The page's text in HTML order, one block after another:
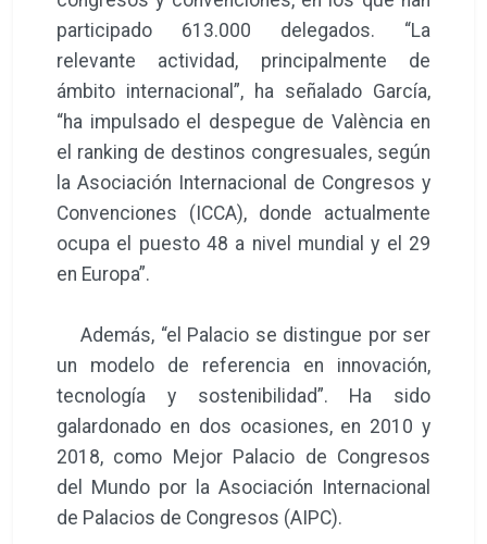
participado 613.000 delegados. “La
relevante actividad, principalmente de
ámbito internacional”, ha señalado García,
“ha impulsado el despegue de València en
el ranking de destinos congresuales, según
la Asociación Internacional de Congresos y
Convenciones (ICCA), donde actualmente
ocupa el puesto 48 a nivel mundial y el 29
en Europa”.
Además, “el Palacio se distingue por ser
un modelo de referencia en innovación,
tecnología y sostenibilidad”. Ha sido
galardonado en dos ocasiones, en 2010 y
2018, como Mejor Palacio de Congresos
del Mundo por la Asociación Internacional
de Palacios de Congresos (AIPC).